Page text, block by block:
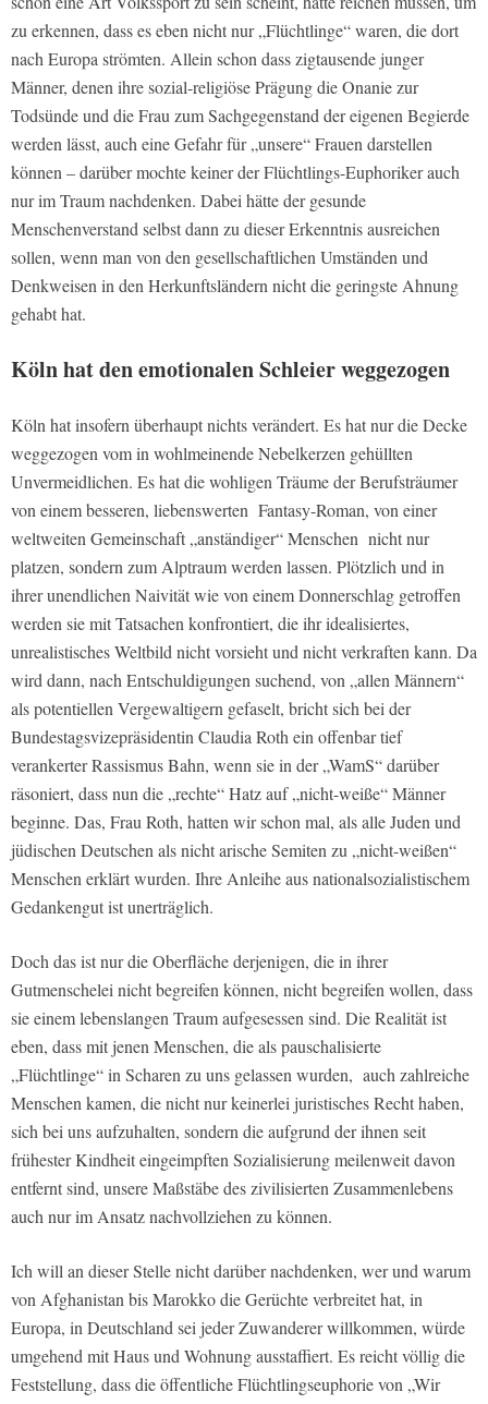
zu erkennen, dass es eben nicht nur „Flüchtlinge“ waren, die dort
nach Europa strömten. Allein schon dass zigtausende junger
Männer, denen ihre sozial-religiöse Prägung die Onanie zur
Todsünde und die Frau zum Sachgegenstand der eigenen Begierde
werden lässt, auch eine Gefahr für „unsere“ Frauen darstellen
können – darüber mochte keiner der Flüchtlings-Euphoriker auch
nur im Traum nachdenken. Dabei hätte der gesunde
Menschenverstand selbst dann zu dieser Erkenntnis ausreichen
sollen, wenn man von den gesellschaftlichen Umständen und
Denkweisen in den Herkunftsländern nicht die geringste Ahnung
gehabt hat.
Köln hat den emotionalen Schleier weggezogen
Köln hat insofern überhaupt nichts verändert. Es hat nur die Decke
weggezogen vom in wohlmeinende Nebelkerzen gehüllten
Unvermeidlichen. Es hat die wohligen Träume der Berufsträumer
von einem besseren, liebenswerten Fantasy-Roman, von einer
weltweiten Gemeinschaft „anständiger“ Menschen nicht nur
platzen, sondern zum Alptraum werden lassen. Plötzlich und in
ihrer unendlichen Naivität wie von einem Donnerschlag getroffen
werden sie mit Tatsachen konfrontiert, die ihr idealisiertes,
unrealistisches Weltbild nicht vorsieht und nicht verkraften kann. Da
wird dann, nach Entschuldigungen suchend, von „allen Männern“
als potentiellen Vergewaltigern gefaselt, bricht sich bei der
Bundestagsvizepräsidentin Claudia Roth ein offenbar tief
verankerter Rassismus Bahn, wenn sie in der „WamS“ darüber
räsoniert, dass nun die „rechte“ Hatz auf „nicht-weiße“ Männer
beginne. Das, Frau Roth, hatten wir schon mal, als alle Juden und
jüdischen Deutschen als nicht arische Semiten zu „nicht-weißen“
Menschen erklärt wurden. Ihre Anleihe aus nationalsozialistischem
Gedankengut ist unerträglich.
Doch das ist nur die Oberfläche derjenigen, die in ihrer
Gutmenschelei nicht begreifen können, nicht begreifen wollen, dass
sie einem lebenslangen Traum aufgesessen sind. Die Realität ist
eben, dass mit jenen Menschen, die als pauschalisierte
„Flüchtlinge“ in Scharen zu uns gelassen wurden, auch zahlreiche
Menschen kamen, die nicht nur keinerlei juristisches Recht haben,
sich bei uns aufzuhalten, sondern die aufgrund der ihnen seit
frühester Kindheit eingeimpften Sozialisierung meilenweit davon
entfernt sind, unsere Maßstäbe des zivilisierten Zusammenlebens
auch nur im Ansatz nachvollziehen zu können.
Ich will an dieser Stelle nicht darüber nachdenken, wer und warum
von Afghanistan bis Marokko die Gerüchte verbreitet hat, in
Europa, in Deutschland sei jeder Zuwanderer willkommen, würde
umgehend mit Haus und Wohnung ausstaffiert. Es reicht völlig die
Feststellung, dass die öffentliche Flüchtlingseuphorie von „Wir